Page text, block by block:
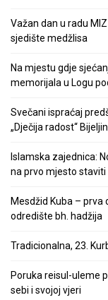
Važan dan u radu
sjedište medžlisa
Na mjestu gdje
memorijala u Logu
Svečani ispraćaj
„Dječija radost“
Islamska zajednica:
na prvo mjesto staviti
Mesdžid Kuba –
odredište bh. hadžija
Tradicionalna, 23.
Poruka reisul-uleme
sebi i svojoj vjeri